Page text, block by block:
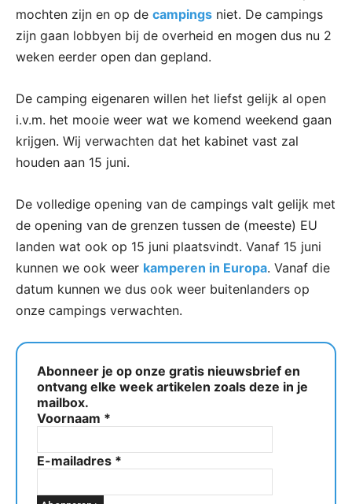
mochten zijn en op de campings niet. De campings
zijn gaan lobbyen bij de overheid en mogen dus nu 2
weken eerder open dan gepland.
De camping eigenaren willen het liefst gelijk al open
i.v.m. het mooie weer wat we komend weekend gaan
krijgen. Wij verwachten dat het kabinet vast zal
houden aan 15 juni.
De volledige opening van de campings valt gelijk met
de opening van de grenzen tussen de (meeste) EU
landen wat ook op 15 juni plaatsvindt. Vanaf 15 juni
kunnen we ook weer kamperen in Europa. Vanaf die
datum kunnen we dus ook weer buitenlanders op
onze campings verwachten.
Abonneer je op onze gratis nieuwsbrief en
ontvang elke week artikelen zoals deze in je
mailbox.
Voornaam *
E-mailadres *